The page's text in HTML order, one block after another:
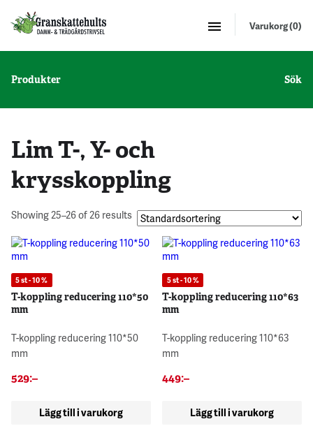
Varukorg (0)
Produkter Sök
Lim T-, Y- och
krysskoppling
Showing 25–26 of 26 results
5 st - 10 %
T-koppling reducering 110*50
mm
T-koppling reducering 110*50
mm
529:–
Lägg till i varukorg
5 st - 10 %
T-koppling reducering 110*63
mm
T-koppling reducering 110*63
mm
449:–
Lägg till i varukorg